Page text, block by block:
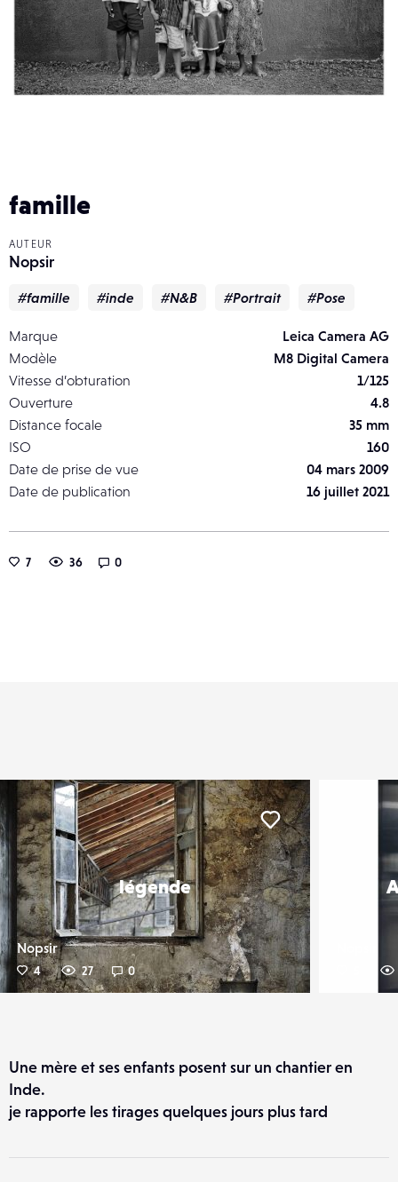
famille
AUTEUR
Nopsir
#famille #inde #N&B #Portrait #Pose
Marque
Leica Camera AG
Modèle
M8 Digital Camera
Vitesse d’obturation
1/125
Ouverture
4.8
Distance focale
35 mm
ISO
160
Date de prise de vue
04 mars 2009
Date de publication
16 juillet 2021
7 36 0
légende
Nopsir
4 27 0
Liker
Une mère et ses enfants posent sur un chantier en
Inde.
je rapporte les tirages quelques jours plus tard